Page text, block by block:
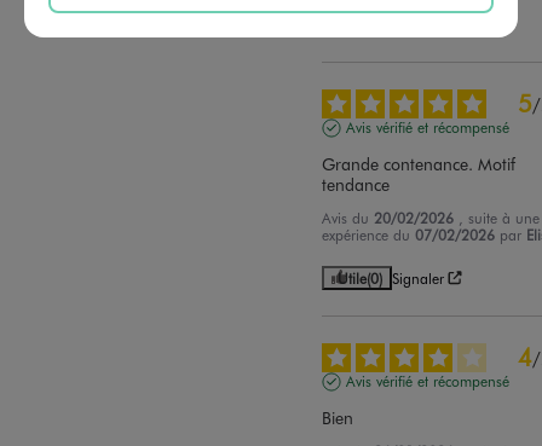
5/
Avis vérifié et récompensé
Grande contenance. Motif
tendance
Avis du 20/02/2026
, suite à une
expérience du07/02/2026 par
Utile(0) Signaler
4/
Avis vérifié et récompensé
Bien